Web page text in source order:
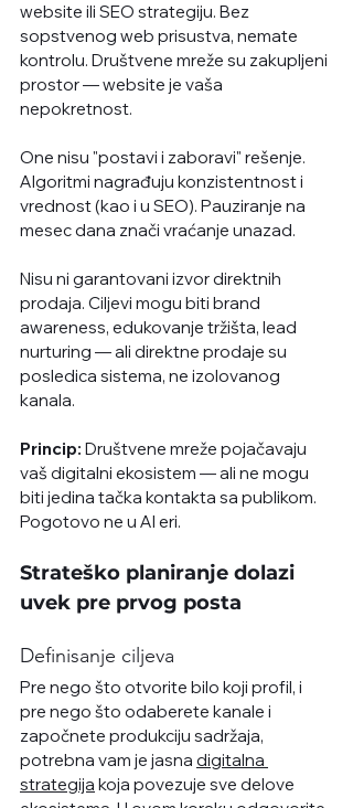
website ili SEO strategiju. Bez
sopstvenog web prisustva, nemate
kontrolu. Društvene mreže su zakupljeni
prostor — website je vaša
nepokretnost.
One nisu "postavi i zaboravi" rešenje.
Algoritmi nagrađuju konzistentnost i
vrednost (kao i u SEO). Pauziranje na
mesec dana znači vraćanje unazad.
Nisu ni garantovani izvor direktnih
prodaja. Ciljevi mogu biti brand
awareness, edukovanje tržišta, lead
nurturing — ali direktne prodaje su
posledica sistema, ne izolovanog
kanala.
Princip: Društvene mreže pojačavaju
vaš digitalni ekosistem — ali ne mogu
biti jedina tačka kontakta sa publikom.
Pogotovo ne u AI eri.
Strateško planiranje dolazi
uvek pre prvog posta
Definisanje ciljeva
Pre nego što otvorite bilo koji profil, i
pre nego što odaberete kanale i
započnete produkciju sadržaja,
potrebna vam je jasna digitalna
strategija koja povezuje sve delove